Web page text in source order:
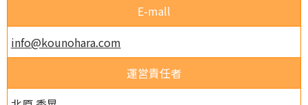
E-mall
info@kounohara.com
運営責任者